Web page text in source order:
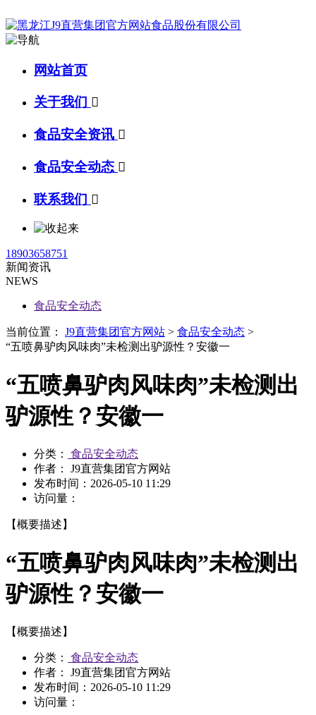
网站首页
关于我们 
食品安全资讯 
食品安全动态 
联系我们 
18903658751
新闻资讯
NEWS
食品安全动态
当前位置： J9直营集团官方网站 > 食品安全动态 >
“五喷鼻驴肉风味肉”未检测出驴源性？安徽一
“五喷鼻驴肉风味肉”未检测出
驴源性？安徽一
分类：
食品安全动态
作者： J9直营集团官方网站
发布时间： 2026-05-10 11:29
访问量：
【概要描述】
“五喷鼻驴肉风味肉”未检测出
驴源性？安徽一
【概要描述】
分类：
食品安全动态
作者： J9直营集团官方网站
发布时间： 2026-05-10 11:29
访问量：